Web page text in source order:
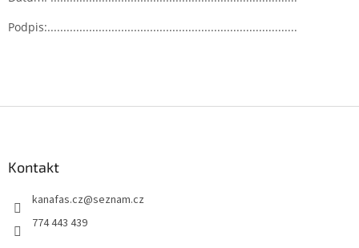
Podpis:..............................................................................
Kontakt
kanafas.cz@seznam.cz
774 443 439